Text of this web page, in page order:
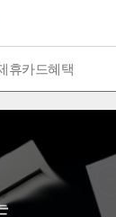
휴카드혜택